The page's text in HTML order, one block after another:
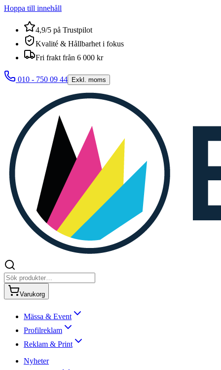
Hoppa till innehåll
4,9/5 på Trustpilot
Kvalité & Hållbarhet i fokus
Fri frakt från 6 000 kr
010 - 750 09 44 Exkl. moms
Varukorg
Mässa & Event
Profilreklam
Reklam & Print
Nyheter